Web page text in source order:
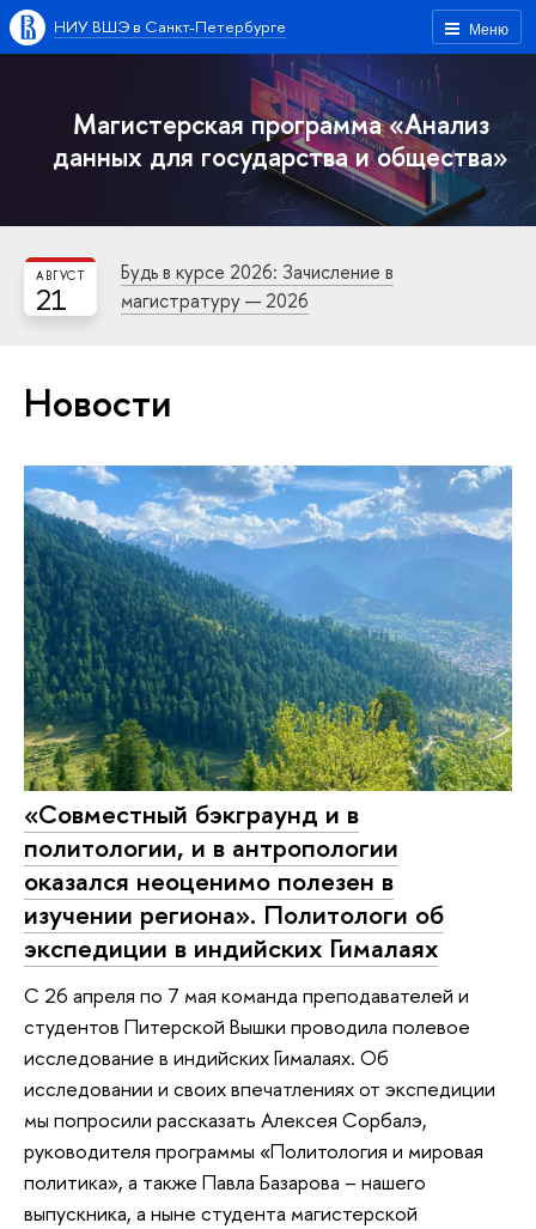
Меню
НИУ ВШЭ в Санкт-Петербурге
Магистерская программа «Анализ
данных для государства и общества»
21
АВГУСТ
Будь в курсе 2026: Зачисление в
магистратуру — 2026
Новости
«Совместный бэкграунд и в
политологии, и в антропологии
оказался неоценимо полезен в
изучении региона». Политологи об
экспедиции в индийских Гималаях
С 26 апреля по 7 мая команда преподавателей и
студентов Питерской Вышки проводила полевое
исследование в индийских Гималаях. Об
исследовании и своих впечатлениях от экспедиции
мы попросили рассказать Алексея Сорбалэ,
руководителя программы «Политология и мировая
политика», а также Павла Базарова – нашего
выпускника, а ныне студента магистерской